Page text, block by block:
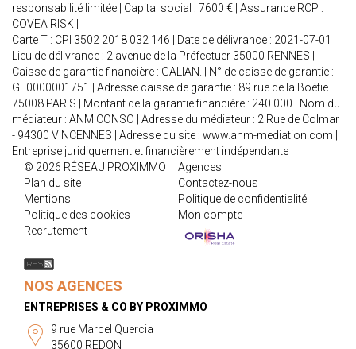
responsabilité limitée | Capital social : 7600 € | Assurance RCP :
COVEA RISK |
Carte T : CPI 3502 2018 032 146 | Date de délivrance : 2021-07-01 |
Lieu de délivrance : 2 avenue de la Préfectuer 35000 RENNES |
Caisse de garantie financière : GALIAN. | N° de caisse de garantie :
GF0000001751 | Adresse caisse de garantie : 89 rue de la Boétie
75008 PARIS | Montant de la garantie financière : 240 000 | Nom du
médiateur : ANM CONSO | Adresse du médiateur : 2 Rue de Colmar
- 94300 VINCENNES | Adresse du site : www.anm-mediation.com
Entreprise juridiquement et financièrement indépendante
© 2026 RÉSEAU PROXIMMO
Agences
Plan du site
Contactez-nous
Mentions
Politique de confidentialité
Politique des cookies
Mon compte
Recrutement
NOS AGENCES
ENTREPRISES & CO BY PROXIMMO
9 rue Marcel Quercia
35600 REDON